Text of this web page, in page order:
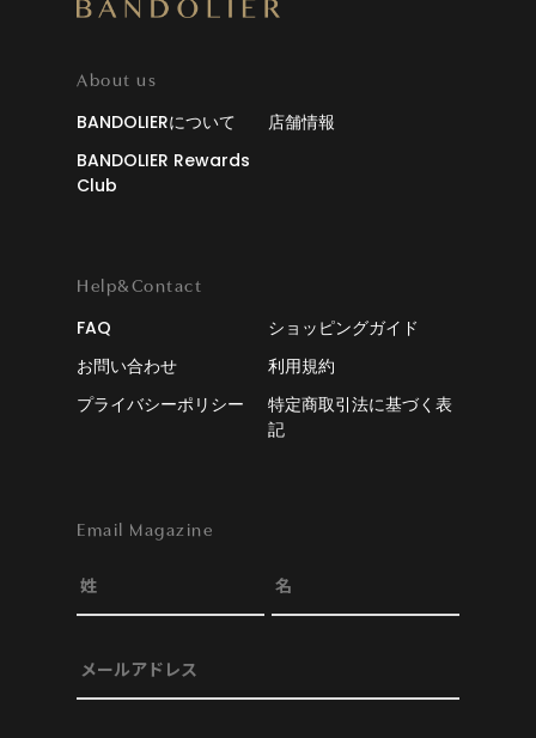
About us
BANDOLIERについて
店舗情報
BANDOLIER Rewards
Club
Help&Contact
FAQ
ショッピングガイド
お問い合わせ
利用規約
プライバシーポリシー
特定商取引法に基づく表
記
Email Magazine